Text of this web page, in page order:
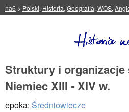
na6 > Polski, Historia, Geografia, WOS,
Struktury i organizacje
Niemiec XIII - XIV w.
epoka: Średniowiecze